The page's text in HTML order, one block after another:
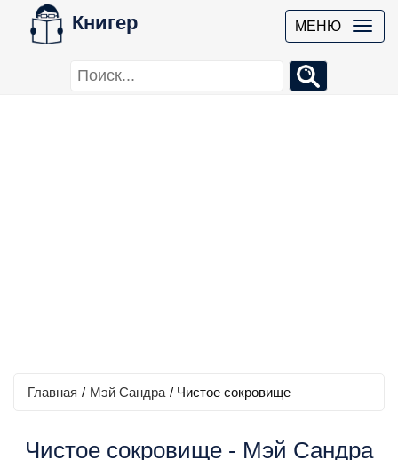
Книгер МЕНЮ
Главная / Мэй Сандра / Чистое сокровище
Чистое сокровище - Мэй Сандра